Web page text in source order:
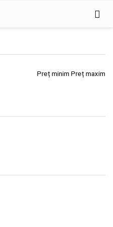
Preț minim Preț maxim